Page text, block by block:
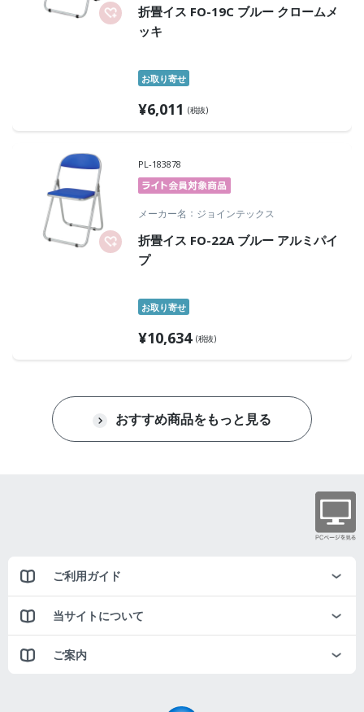
折畳イス FO-19C ブルー クロームメ
ッキ
お取り寄せ
¥6,011 (税抜)
PL-183878
メーカー名 ジョインテックス
折畳イス FO-22A ブルー アルミパイ
プ
お取り寄せ
¥10,634 (税抜)
おすすめ商品をもっと見る
ご利用ガイド
当サイトについて
ご案内